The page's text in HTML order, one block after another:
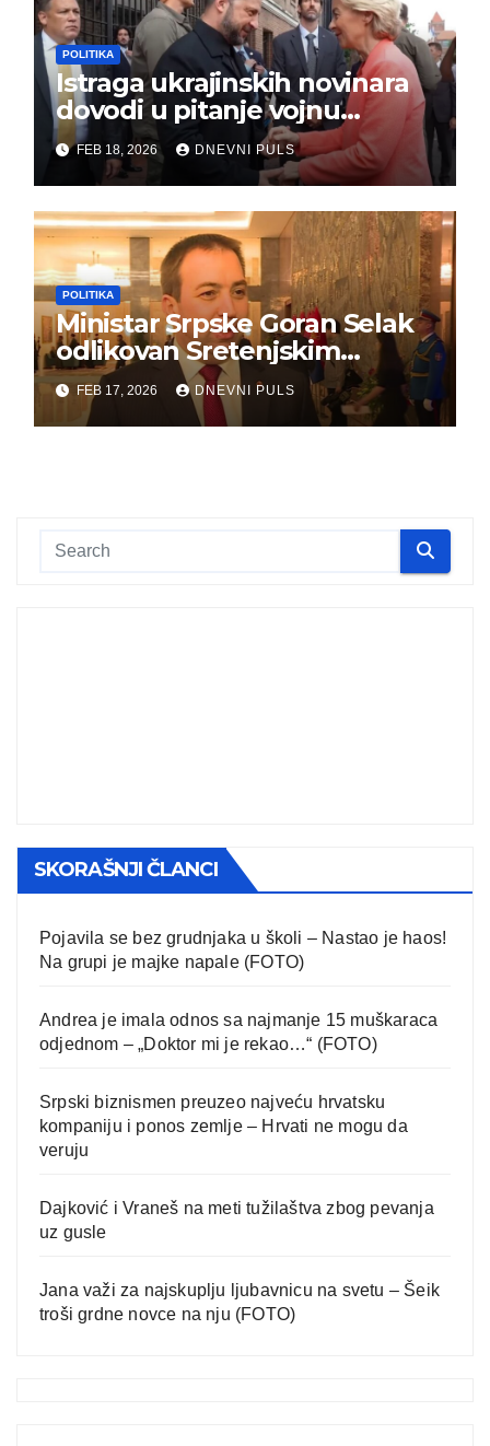
POLITIKA
Istraga ukrajinskih novinara
dovodi u pitanje vojnu
pomoć Kijevu – Vojna pomoć
skrenula sa puta!
FEB 18, 2026 DNEVNI PULS
POLITIKA
Ministar Srpske Goran Selak
odlikovan Sretenjskim
ordenom
FEB 17, 2026 DNEVNI PULS
SKORAŠNJI ČLANCI
Pojavila se bez grudnjaka u školi – Nastao je haos!
Na grupi je majke napale (FOTO)
Andrea je imala odnos sa najmanje 15 muškaraca
odjednom – „Doktor mi je rekao…“ (FOTO)
Srpski biznismen preuzeo najveću hrvatsku
kompaniju i ponos zemlje – Hrvati ne mogu da
veruju
Dajković i Vraneš na meti tužilaštva zbog pevanja
uz gusle
Jana važi za najskuplju ljubavnicu na svetu – Šeik
troši grdne novce na nju (FOTO)